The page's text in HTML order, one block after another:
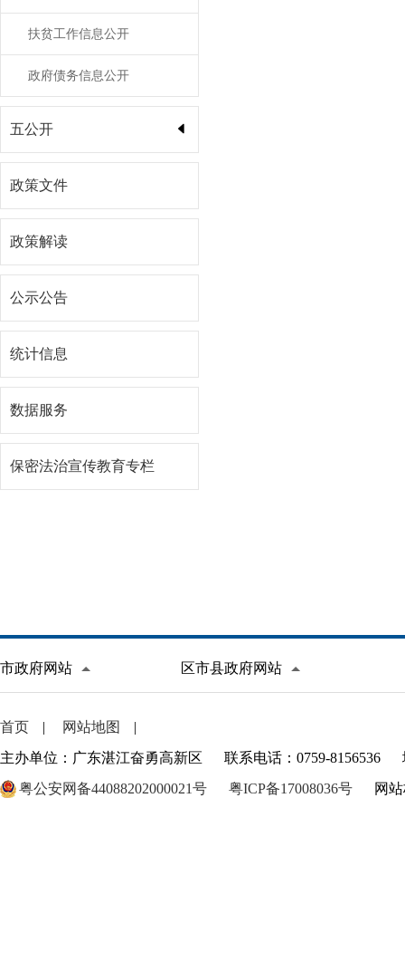
扶贫工作信息公开
政府债务信息公开
五公开
政策文件
政策解读
公示公告
统计信息
数据服务
保密法治宣传教育专栏
市政府网站 区市县政府网站
首页 | 网站地图
|
主办单位：广东湛江奋勇高新区
联系电话：0759-8156536
粤公安网备44088202000021号
粤ICP备17008036号 网